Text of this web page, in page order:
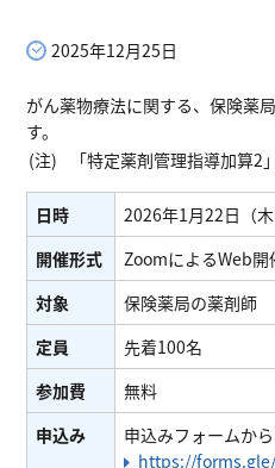
2025年12月25日
がん薬物療法に関する、保険薬
す。
(注)
「特定薬剤管理指導加算2
日時
2026年1月22日（
開催形式
ZoomによるWeb開
対象
保険薬局の薬剤師
定員
先着100名
参加費
無料
申込み
申込みフォームか
https://forms.gle/